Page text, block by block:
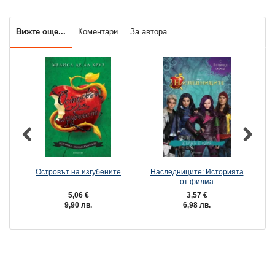
Вижте още... Коментари За автора
Островът на изгубените
5,06 €
9,90 лв.
Наследниците: Историята
от филма
3,57 €
6,98 лв.